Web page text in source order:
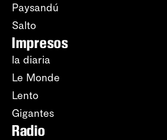
Paysandú
Salto
Impresos
la diaria
Le Monde
Lento
Gigantes
Radio